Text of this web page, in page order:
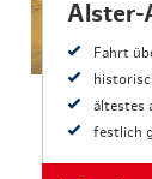
Alster-
Fahrt
ältestes
festlich